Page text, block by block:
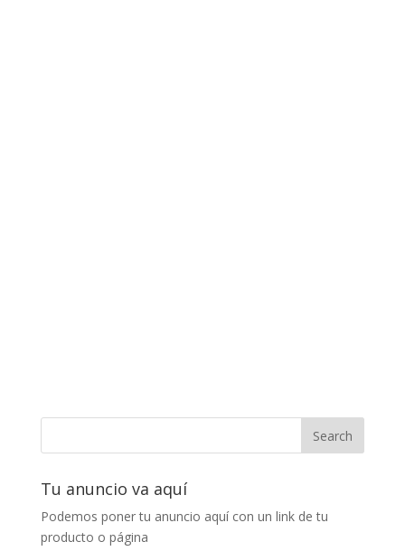
Tu anuncio va aquí
Podemos poner tu anuncio aquí con un link de tu
producto o página